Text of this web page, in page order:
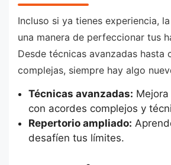
Incluso si ya tienes experiencia,
una manera de perfeccionar tus
Desde técnicas avanzadas hasta
complejas, siempre hay algo
Técnicas avanzadas:
con acordes complejos y
Repertorio ampliado:
desafíen tus límites.